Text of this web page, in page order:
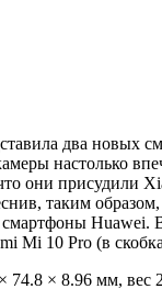
два новых
настолько
они присудили
таким
Huawei.
Mi 10 Pro (в
74.8 × 8.96 мм, вес